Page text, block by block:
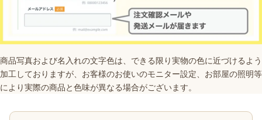
商品写真および名入れの文字色は、できる限り実物の色に近づけるよう
加工しておりますが、お客様のお使いのモニター設定、お部屋の照明等
により実際の商品と色味が異なる場合がございます。